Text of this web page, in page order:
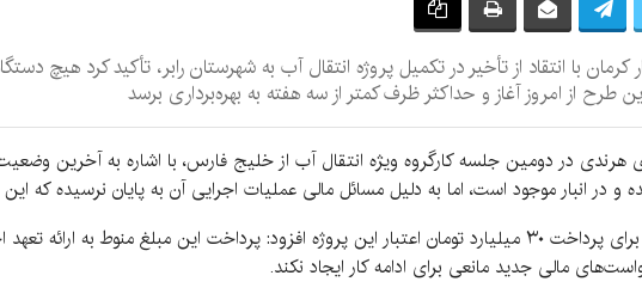
کرمان با انتقاد از تأخیر در تکمیل پروژه انتقال آب به شهرستان رابر، تأکید کرد هیچ
طرح از امروز آغاز و حداکثر ظرف کمتر از سه هفته به بهره‌برداری برسد
هرندی در دومین جلسه کارگروه ویژه انتقال آب از خلیج فارس، با اشاره به آخرین
و در انبار موجود است، اما به دلیل مسائل مالی عملیات اجرایی آن به پایان نرسیده که
وی با اعلام آمادگی استانداری کرمان برای پرداخت ۳۰ میلیارد تومان اعتبار این پروژه افزود: پرداخت
مالی جدید مانعی برای ادامه کار ایجاد نکند.